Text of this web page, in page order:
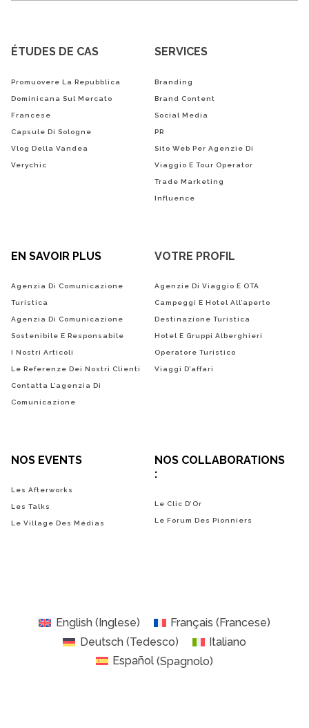
ÉTUDES DE CAS
Promuovere La Repubblica
Dominicana Sul Mercato
Francese
Capsule Di Sologne
Vlog Della Vandea
Verychic
SERVICES
Branding
Brand Content
Social Media
PR
Sito Web Per Agenzie Di
Viaggio E Tour Operator
Trade Marketing
Influence
EN SAVOIR PLUS
Agenzia Di Comunicazione
Turistica
Agenzia Di Comunicazione
Sostenibile E Responsabile
I Nostri Articoli
Le Referenze Dei Nostri Clienti
Contatta L’agenzia Di
Comunicazione
VOTRE PROFIL
Agenzie Di Viaggio E OTA
Campeggi E Hotel All’aperto
Destinazione Turistica
Hotel E Gruppi Alberghieri
Operatore Turistico
Viaggi D’affari
NOS EVENTS
Les Afterworks
Les Talks
Le Village Des Médias
NOS COLLABORATIONS
:
Le Clic D’Or
Le Forum Des Pionniers
English(Inglese) Français (Francese)
Deutsch(Tedesco)
Italiano
Español (Spagnolo)